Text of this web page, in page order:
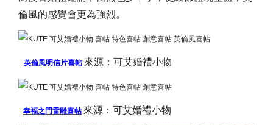
倫風的感覺會更為強烈。
英倫風明信片喜帖 來源： 可艾婚禮小物
幸福之門雷雕喜帖 來源： 可艾婚禮小物